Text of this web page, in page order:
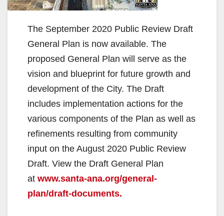
The September 2020 Public Review Draft
General Plan is now available. The
proposed General Plan will serve as the
vision and blueprint for future growth and
development of the City. The Draft
includes implementation actions for the
various components of the Plan as well as
refinements resulting from community
input on the August 2020 Public Review
Draft. View the Draft General Plan
at www.santa-ana.org/general-
plan/draft-documents.